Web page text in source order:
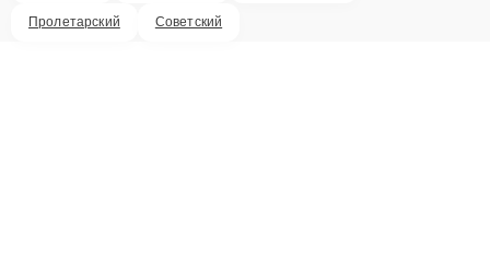
Пролетарский Советский